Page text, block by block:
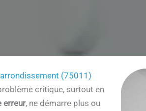
(75011)
critique, surtout en
erreur, ne démarre plus ou